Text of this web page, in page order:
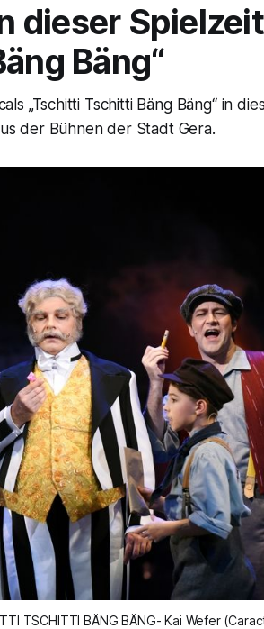
dieser Spielzeit
Bäng“
„Tschitti Tschitti Bäng Bäng“ in
der Bühnen der Stadt Gera.
TSCHITTI BÄNG BÄNG- Kai Wefer